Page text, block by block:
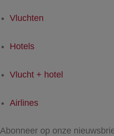
Vluchten
Hotels
Vlucht + hotel
Airlines
Abonneer op onze